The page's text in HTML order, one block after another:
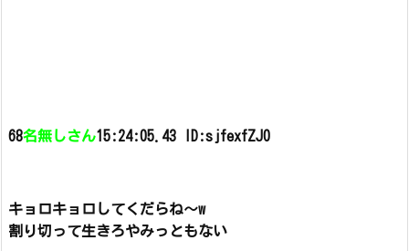
68名無しさん15:24:05.43 ID:sjfexfZJ0
キョロキョロしてくだらね～w
割り切って生きろやみっともない